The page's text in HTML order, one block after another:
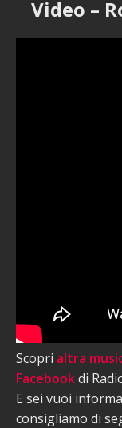
Video –
Scopri altra
Facebookdi
E sei vuoi
consigliamo di